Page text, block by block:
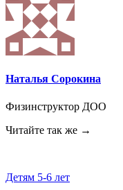
Наталья Сорокина
Физинструктор ДОО
Читайте так же →
Детям 5-6 лет